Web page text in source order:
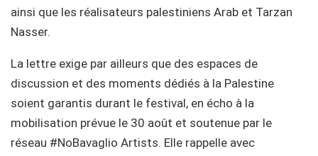
ainsi que les réalisateurs palestiniens Arab et Tarzan
Nasser.
La lettre exige par ailleurs que des espaces de
discussion et des moments dédiés à la Palestine
soient garantis durant le festival, en écho à la
mobilisation prévue le 30 août et soutenue par le
réseau #NoBavaglio Artists. Elle rappelle avec